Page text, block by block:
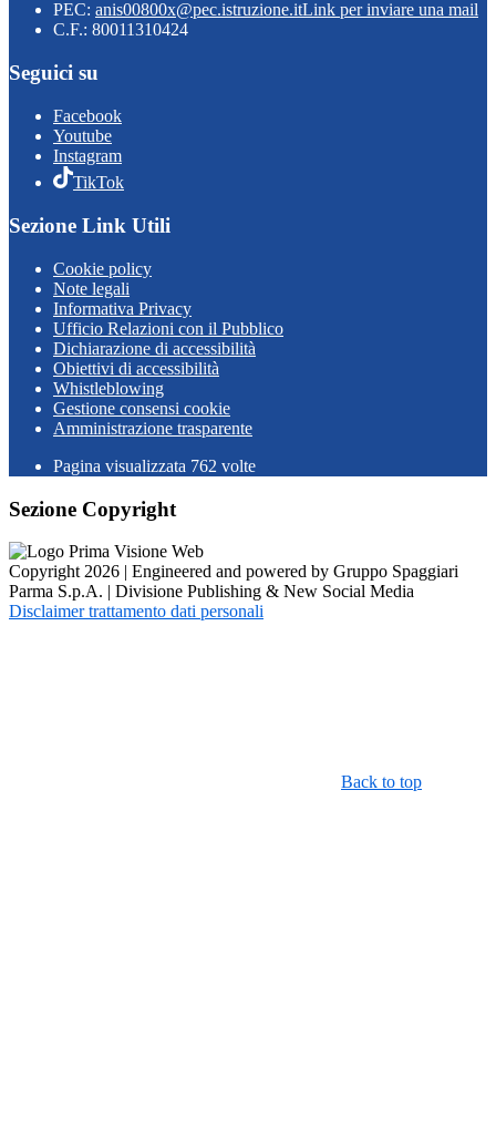
PEC: anis00800x@pec.istruzione.itLink per inviare una mail
C.F.: 80011310424
Seguici su
Facebook
Youtube
Instagram
TikTok
Sezione Link Utili
Cookie policy
Note legali
Informativa Privacy
Ufficio Relazioni con il Pubblico
Dichiarazione di accessibilità
Obiettivi di accessibilità
Whistleblowing
Gestione consensi cookie
Amministrazione trasparente
Pagina visualizzata 762 volte
Sezione Copyright
Copyright 2026 | Engineered and powered by Gruppo Spaggiari
Parma S.p.A. | Divisione Publishing & New Social Media
Disclaimer trattamento dati personali
Back to top